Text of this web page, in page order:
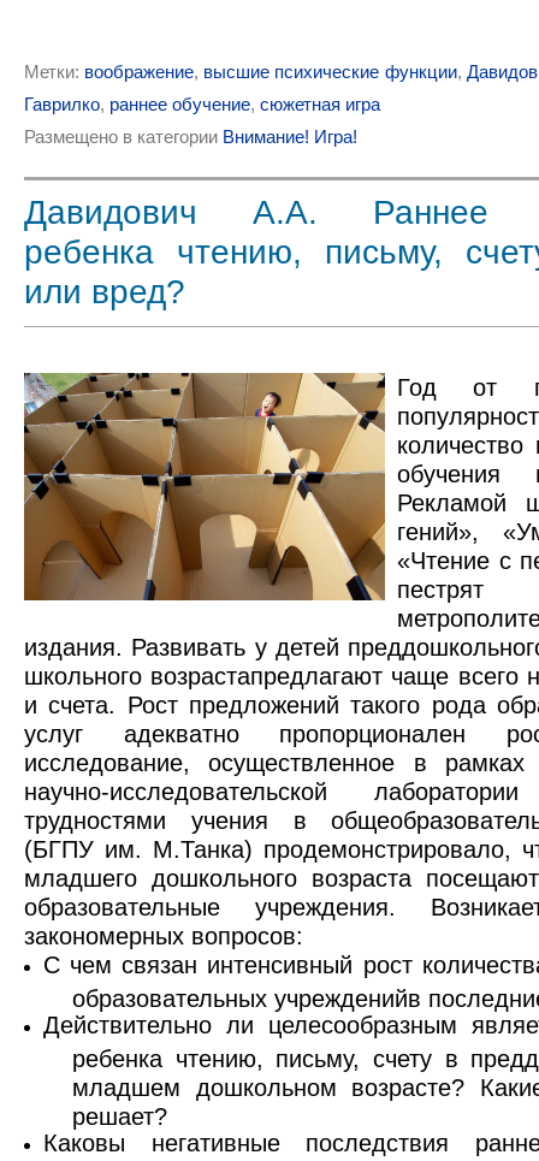
Метки: воображение, высшие психические функции,
Гаврилко, раннее обучение, сюжетная игра
Размещено в категории Внимание! Игра!
Давидович А.А. Раннее
ребенка чтению, письму,
или вред?
Год от
обучения
Рекламой
гений»,
«Чтение с
издания. Развивать у детей
школьного возрастапредлагают чаще всего
и счета. Рост предложений такого рода
услуг адекватно пропорционален
исследование, осуществленное в рамках
научно-исследовательской
трудностями учения в
(БГПУ им. М.Танка) продемонстрировало,
младшего дошкольного возраста
образовательные учреждения.
закономерных вопросов:
С чем связан интенсивный рост
образовательных учрежденийв
Действительно ли целесообразным
ребенка чтению, письму, счету в
младшем дошкольном возрасте?
решает?
Каковы негативные последствия